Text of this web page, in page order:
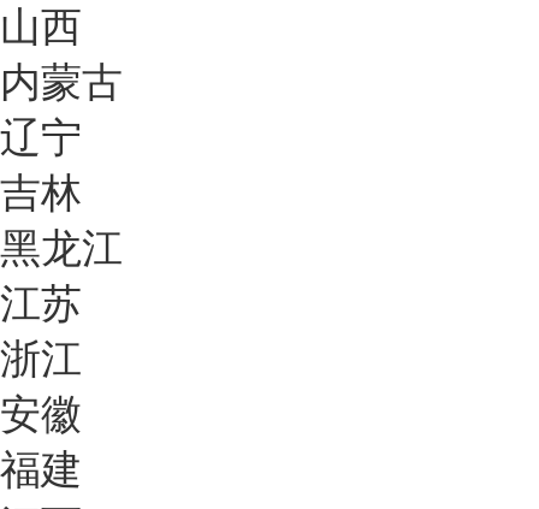
山西
内蒙古
辽宁
吉林
黑龙江
江苏
浙江
安徽
福建